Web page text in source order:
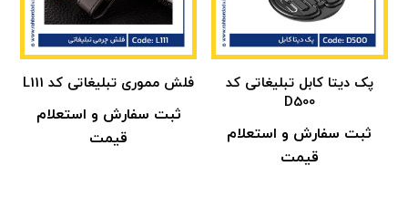
پک دیتا کابل تبلیغاتی کد
D500
ثبت سفارش و استعلام
قیمت
فلش مموری تبلیغاتی کد L111
ثبت سفارش و استعلام
قیمت